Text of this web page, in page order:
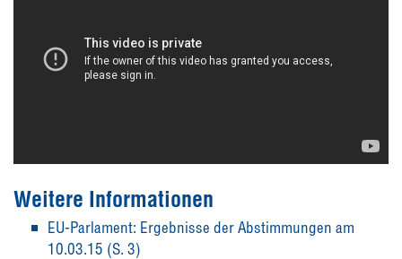
Weitere Informationen
EU-Parlament: Ergebnisse der Abstimmungen am
10.03.15 (S. 3)